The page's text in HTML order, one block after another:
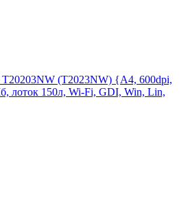
(T2023NW) {A4, 600dpi,
лоток 150л, Wi-Fi, GDI, Win, Lin,